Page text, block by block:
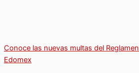
Conoce las nuevas multas del
Edomex